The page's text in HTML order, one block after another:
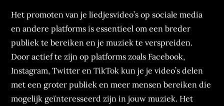
Het promoten van je liedjesvideo’s op sociale media
en andere platforms is essentieel om een breder
publiek te bereiken en je muziek te verspreiden.
Door actief te zijn op platforms zoals Facebook,
Instagram, Twitter en TikTok kun je je video’s delen
met een groter publiek en meer mensen bereiken die
mogelijk geïnteresseerd zijn in jouw muziek. Het